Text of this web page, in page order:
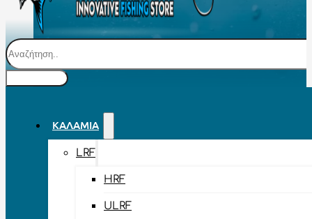
Αναζήτηση
ΚΑΛΆΜΙΑ
LRF
HRF
ULRF